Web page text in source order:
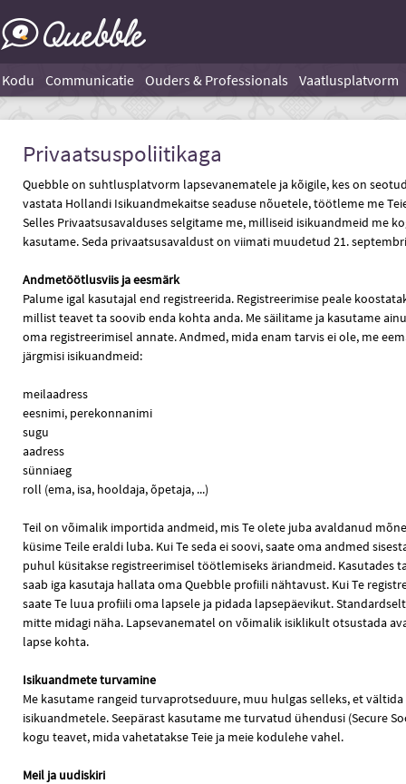
Kodu Communicatie Ouders & Professionals Vaatlusplatvorm
Privaatsuspoliitikaga
Quebble on suhtlusplatvorm lapsevanematele ja kõigile, kes on
vastata Hollandi Isikuandmekaitse seaduse nõuetele, töötleme me
Selles Privaatsusavalduses selgitame me, milliseid isikuandmeid me
kasutame. Seda privaatsusavaldust on viimati muudetud 21.
Andmetöötlusviis ja eesmärk
Palume igal kasutajal end registreerida. Registreerimise peale
millist teavet ta soovib enda kohta anda. Me säilitame ja kasutame
oma registreerimisel annate. Andmed, mida enam tarvis ei ole, me
järgmisi isikuandmeid:
meilaadress
eesnimi, perekonnanimi
sugu
aadress
sünniaeg
roll (ema, isa, hooldaja, õpetaja, ...)
Teil on võimalik importida andmeid, mis Te olete juba avaldanud
küsime Teile eraldi luba. Kui Te seda ei soovi, saate oma andmed
puhul küsitakse registreerimisel töötlemiseks äriandmeid.
saab iga kasutaja hallata oma Quebble profiili nähtavust. Kui Te
saate Te luua profiili oma lapsele ja pidada lapsepäevikut.
mitte midagi näha. Lapsevanematel on võimalik isiklikult otsustada
lapse kohta.
Isikuandmete turvamine
Me kasutame rangeid turvaprotseduure, muu hulgas selleks, et
isikuandmetele. Seepärast kasutame me turvatud ühendusi (Secure
kogu teavet, mida vahetatakse Teie ja meie kodulehe vahel.
Meil ja uudiskiri